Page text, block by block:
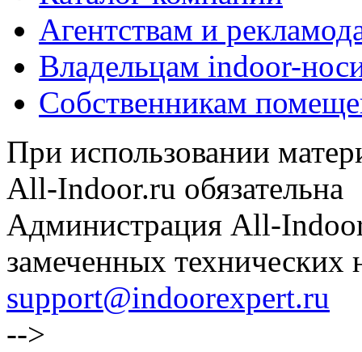
Агентствам и
Владельцам indoor-
Собственникам
При использовании
All-Indoor.ru обязательна
Администрация All-
замеченных технических
support@indoorexpert.ru
-->